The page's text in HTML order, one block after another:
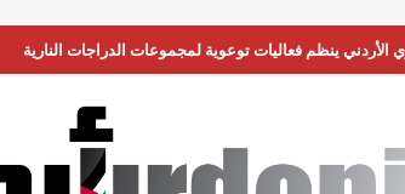
الأردني ينظم فعاليات توعوية لمجموعات الدراجات النارية